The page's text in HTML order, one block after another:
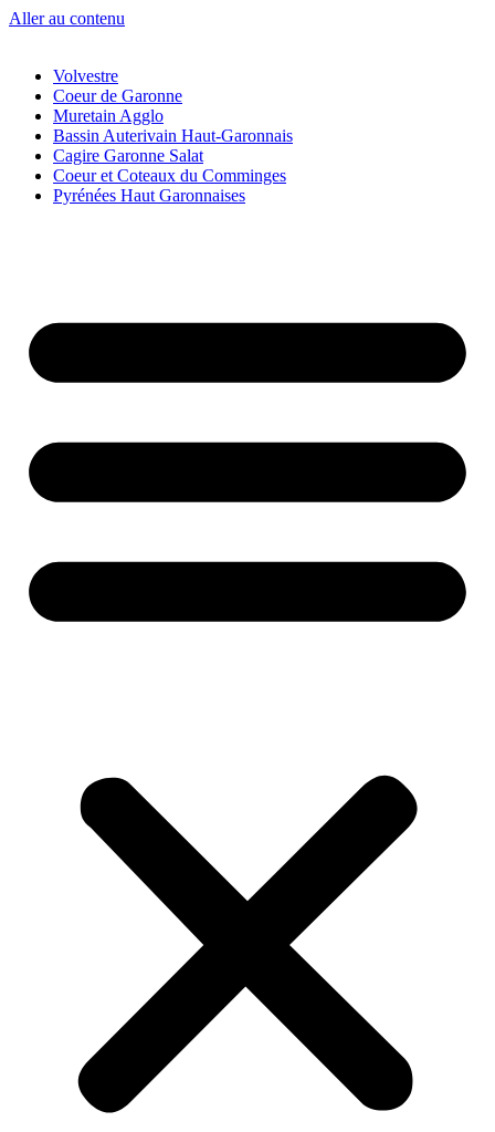
Aller au contenu
Volvestre
Coeur de Garonne
Muretain Agglo
Bassin Auterivain Haut-Garonnais
Cagire Garonne Salat
Coeur et Coteaux du Comminges
Pyrénées Haut Garonnaises